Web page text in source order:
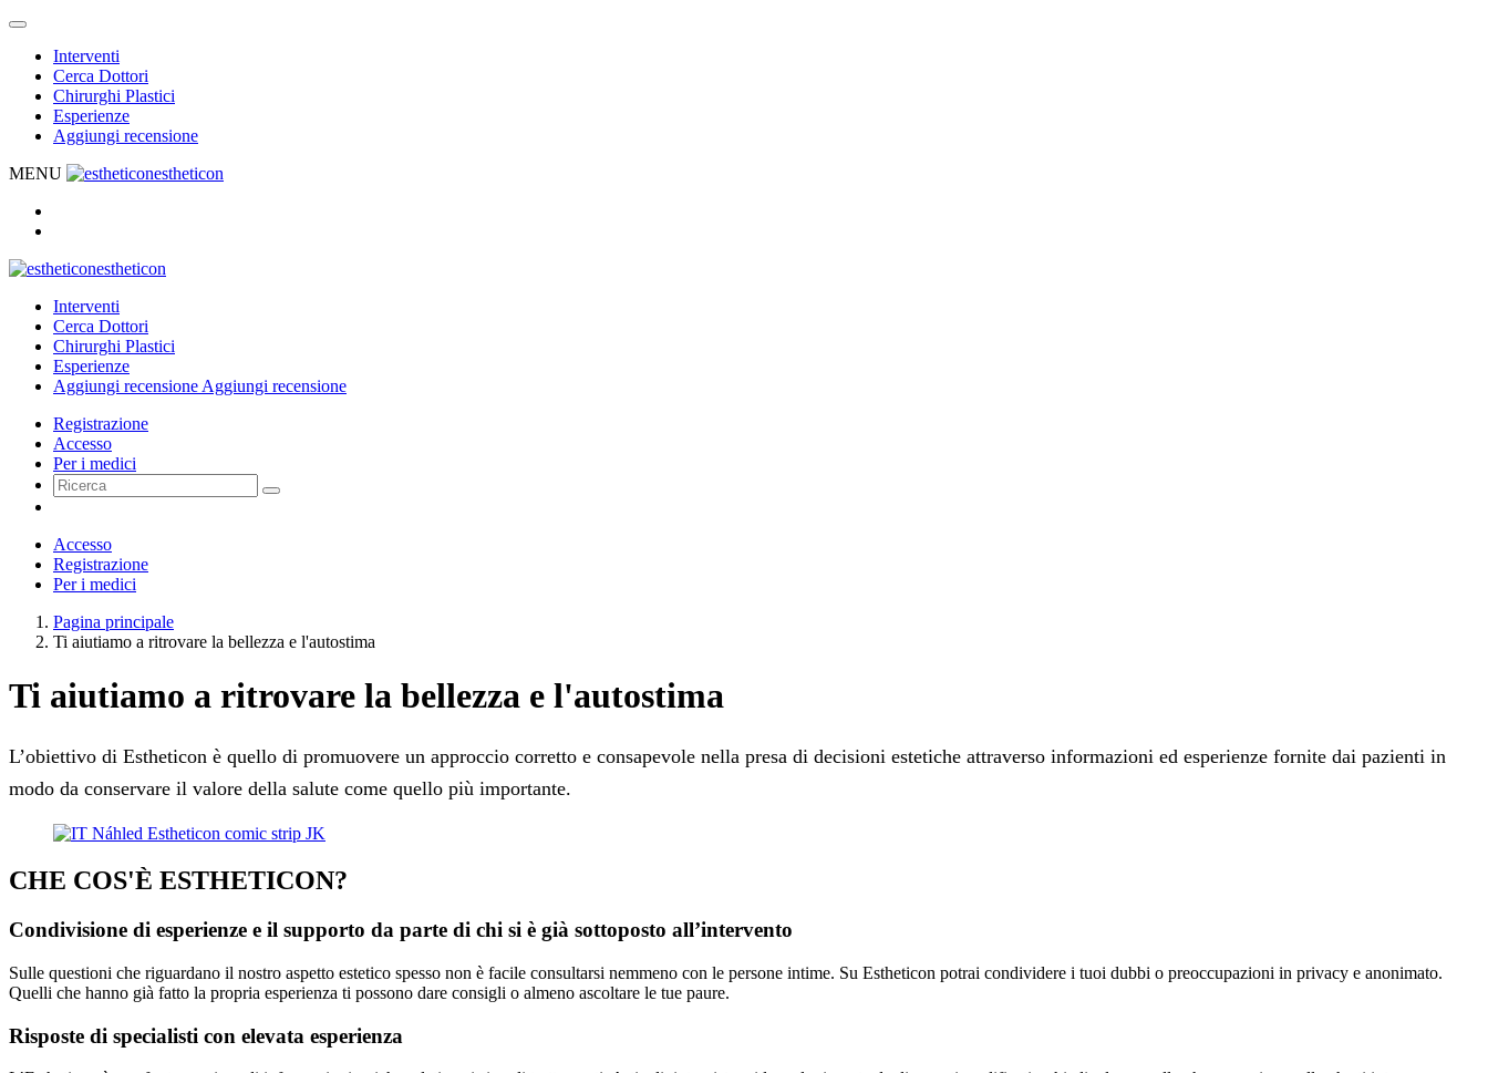
Interventi
Cerca Dottori
Chirurghi Plastici
Esperienze
Aggiungi recensione
MENU
estheticon
estheticon
Interventi
Cerca Dottori
Chirurghi Plastici
Esperienze
Aggiungi recensione Aggiungi recensione
Registrazione
Accesso
Per i medici
Accesso
Registrazione
Per i medici
Pagina principale
Ti aiutiamo a ritrovare la bellezza e l'autostima
Ti aiutiamo a ritrovare la bellezza e l'autostima
L’obiettivo di Estheticon è quello di promuovere un approccio corretto e consapevole nella presa di decisioni estetiche attraverso informazioni ed esperienze fornite dai pazienti in
modo da conservare il valore della salute come quello più importante.
CHE COS'È ESTHETICON?
Condivisione di esperienze e il supporto da parte di chi si è già sottoposto all’intervento
Sulle questioni che riguardano il nostro aspetto estetico spesso non è facile consultarsi nemmeno con le persone intime. Su Estheticon potrai condividere i tuoi dubbi o preoccupazioni in privacy e anonimato.
Quelli che hanno già fatto la propria esperienza ti possono dare consigli o almeno ascoltare le tue paure.
Risposte di specialisti con elevata esperienza